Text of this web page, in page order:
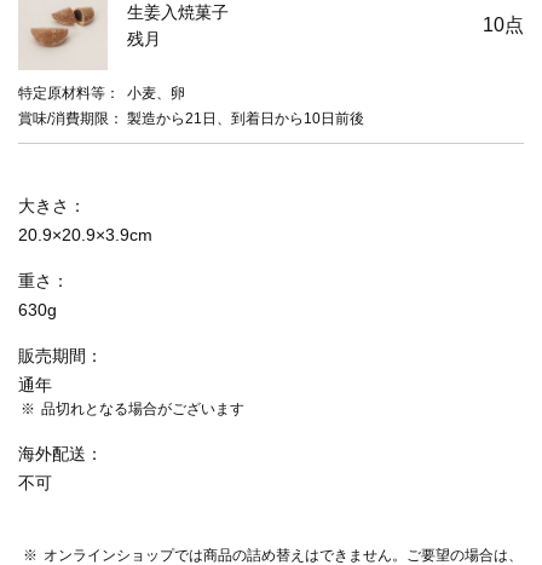
生姜入焼菓子
残月
特定原材料等
小麦、卵
賞味/消費期限
製造から21日、到着日から10日前後
10点
大きさ
20.9×20.9×3.9cm
重さ
630g
販売期間
通年
品切れとなる場合がございます
海外配送
不可
オンラインショップでは商品の詰め替えはできません。ご要望の場合は、